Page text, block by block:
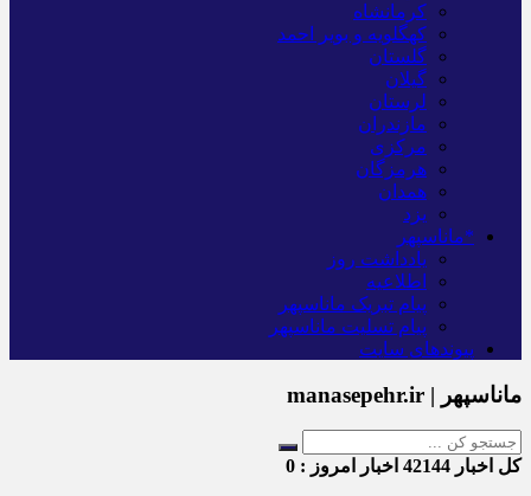
کرمانشاه
کهگلویه و بویر احمد
گلستان
گیلان
لرستان
مازندران
مرکزی
هرمزگان
همدان
یزد
*ماناسپهر
یادداشت روز
اطلاعیه
پیام تبریک ماناسپهر
پیام تسلیت ماناسپهر
پیوندهای سایت
ماناسپهر | manasepehr.ir
کل اخبار اخبار امروز : 0